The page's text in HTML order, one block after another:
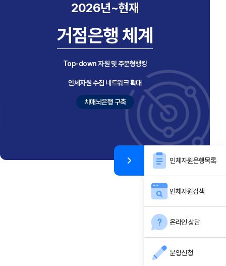
2026년~현재
거점은행 체계
Top-down 자원 및 주문형뱅킹
인체자원 수집 네트워크 확대
치매뇌은행 구축
인체자원은행목록
인체자원검색
온라인 상담
분양신청